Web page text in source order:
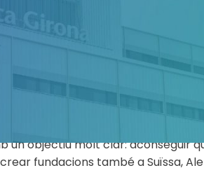
estand al vestíbul, a l’entrada sud.
informar i sensibilitzar sobre la
tirar endavant els seus
fan deixant les seves dades en un
sense afany de lucre, fundada pel
el 14 de juliol de 1988, per tornar
objectiu molt clar: aconseguir
fundacions també a Suïssa,